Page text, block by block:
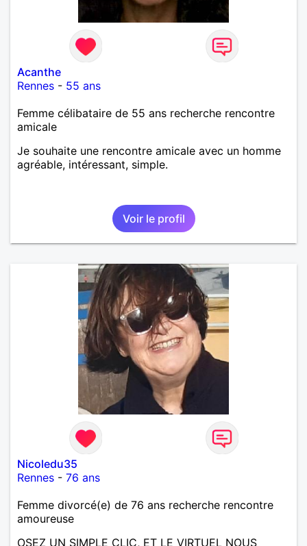
Acanthe
Rennes - 55 ans
Femme célibataire de 55 ans recherche rencontre
amicale
Je souhaite une rencontre amicale avec un homme
agréable, intéressant, simple.
Voir le profil
Nicoledu35
Rennes - 76 ans
Femme divorcé(e) de 76 ans recherche rencontre
amoureuse
OSEZ UN SIMPLE CLIC, ET LE VIRTUEL NOUS